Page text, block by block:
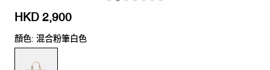
HKD 2,900
顏色: 混合粉筆白色